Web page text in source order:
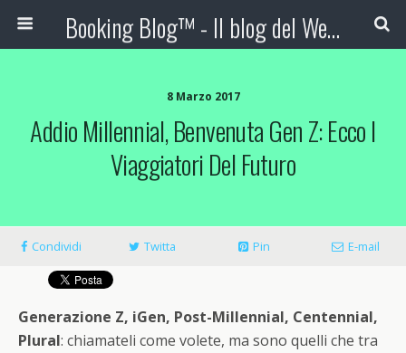
Booking Blog™ - Il blog del Web Marketing Turistico
8 Marzo 2017
Addio Millennial, Benvenuta Gen Z: Ecco I
Viaggiatori Del Futuro
Condividi Twitta Pin E-mail
Generazione Z, iGen, Post-Millennial, Centennial,
Plural: chiamateli come volete, ma sono quelli che tra